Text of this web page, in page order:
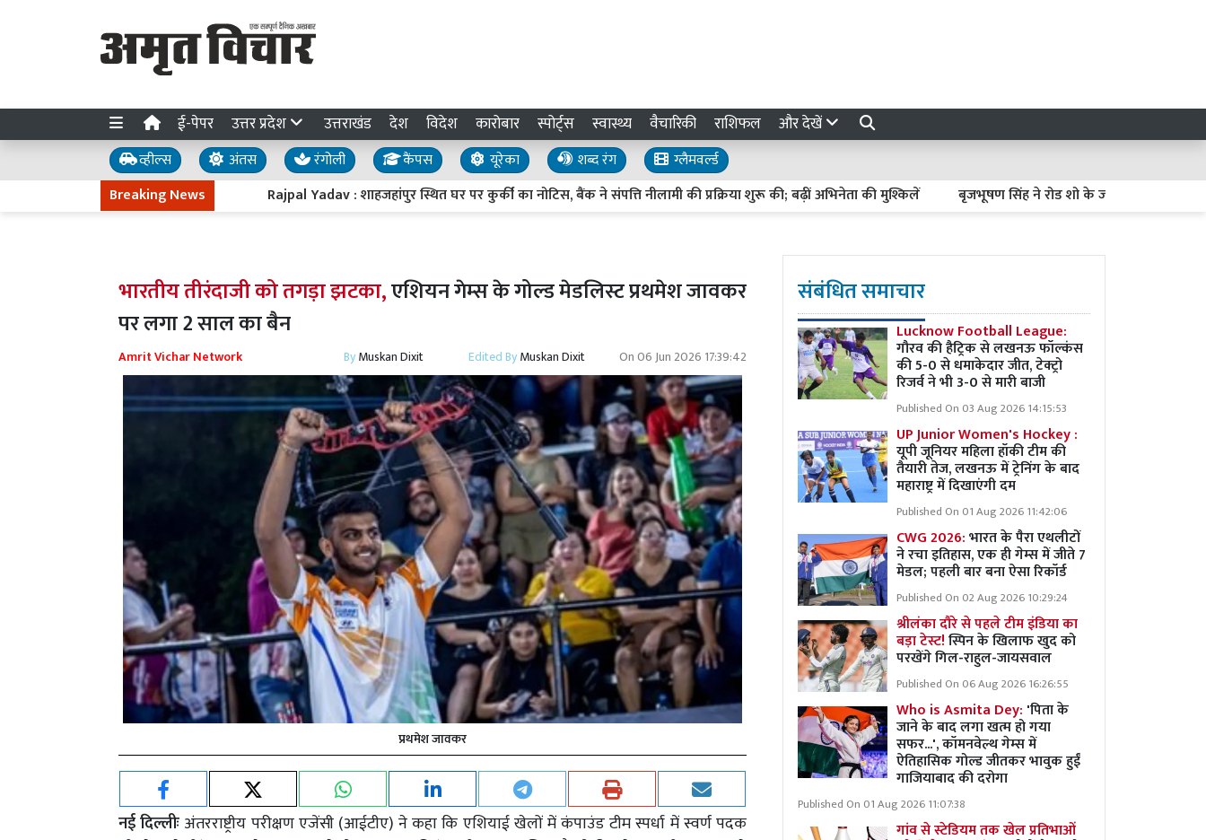
ई-पेपर उत्तर प्रदेश उत्तराखंड देश विदेश कारोबार स्पोर्ट्स स्वास्थ्य वैचारिकी राशिफल और देखें
व्हील्स अंतस रंगोली कैंपस यूरेका शब्द रंग
ग्लैमवर्ल्ड
Breaking News
Rajpal Yadav : शाहजहांपुर स्थित घर पर कुर्की का नोटिस, बैंक ने संपत्ति नीलामी की प्रक्रिया शुरू की; बढ़ीं अभिनेता की मुश्किलें बृजभूषण सिंह ने रोड शो के जरिए दिखाई ताकत, साधू-
भारतीय तीरंदाजी को तगड़ा झटका,एशियन गेम्स के गोल्ड मेडलिस्ट प्रथमेश जावकर
पर लगा 2 साल का बैन
Amrit Vichar Network ByMuskan Dixit Edited ByMuskan Dixit On06 Jun 2026 17:39:42
प्रथमेश जावकर
नई दिल्लीः अंतरराष्ट्रीय परीक्षण एजेंसी (आईटीए) ने कहा कि एशियाई खेलों में कंपाउंड टीम स्पर्धा में स्वर्ण पदक
संबंधित समाचार
Lucknow Football League:
गौरव की हैट्रिक से लखनऊ फॉल्कंस
की 5-0 से धमाकेदार जीत, टेक्ट्रो
रिजर्व ने भी 3-0 से मारी बाजी
Published On 03 Aug 2026 14:15:53
UP Junior Women's Hockey :
यूपी जूनियर महिला हॉकी टीम की
तैयारी तेज, लखनऊ में ट्रेनिंग के बाद
महाराष्ट्र में दिखाएंगी दम
Published On 01 Aug 2026 11:42:06
CWG 2026:भारत के पैरा एथलीटों
ने रचा इतिहास, एक ही गेम्स में जीते 7
मेडल; पहली बार बना ऐसा रिकॉर्ड
Published On 02 Aug 2026 10:29:24
श्रीलंका दौरे से पहले टीम इंडिया का
बड़ा टेस्ट!स्पिन के खिलाफ खुद को
परखेंगे गिल-राहुल-जायसवाल
Published On 06 Aug 2026 16:26:55
Who is Asmita Dey: 'पिता के
जाने के बाद लगा खत्म हो गया
सफर...', कॉमनवेल्थ गेम्स में
ऐतिहासिक गोल्ड जीतकर भावुक हुईं
गाजियाबाद की दरोगा
Published On 01 Aug 2026 11:07:38
गांव से स्टेडियम तक खेल प्रतिभाओं